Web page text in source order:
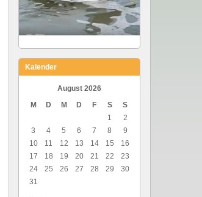
Kalender
August 2026
M
D M D F S
S
1
2
3
4 5 6 7 8
9
10
11 12 13 14 15
16
17
18 19 20 21 22
23
24
25 26 27 28 29
30
31